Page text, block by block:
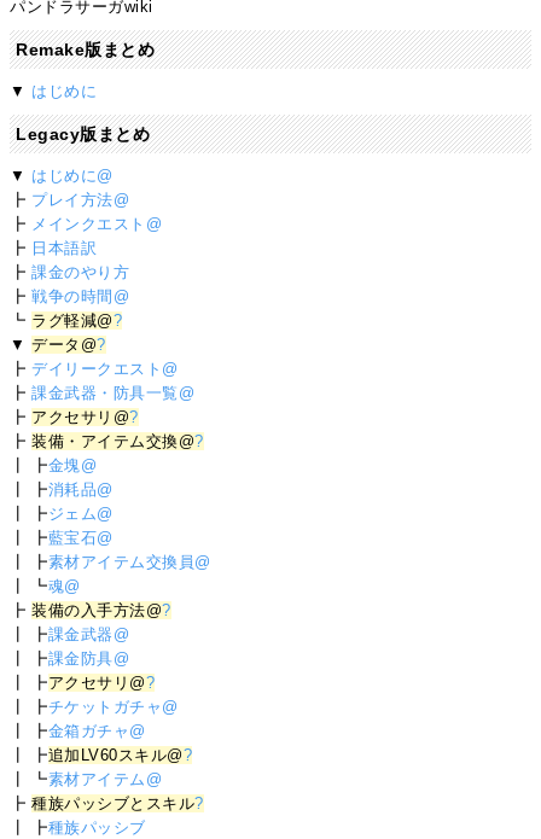
パンドラサーガwiki
Remake版まとめ
▼ はじめに
Legacy版まとめ
▼ はじめに@
┣ プレイ方法@
┣ メインクエスト@
┣ 日本語訳
┣課金のやり方
┣戦争の時間@
┗ ラグ軽減@?
▼データ@?
┣デイリークエスト@
┣課金武器・防具一覧@
┣ アクセサリ@?
┣装備・アイテム交換@?
┃ ┣金塊@
┃ ┣消耗品@
┃ ┣ジェム@
┃ ┣藍宝石@
┃ ┣素材アイテム交換員@
┃ ┗魂@
┣装備の入手方法@?
┃ ┣課金武器@
┃ ┣課金防具@
┃ ┣アクセサリ@?
┃ ┣チケットガチャ@
┃ ┣金箱ガチャ@
┃ ┣追加LV60スキル@?
┃ ┗素材アイテム@
┣種族パッシブとスキル?
┃ ┣種族パッシブ